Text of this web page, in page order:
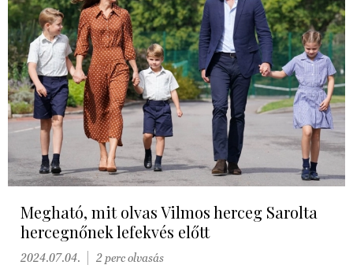
Megható, mit olvas Vilmos herceg Sarolta
hercegnőnek lefekvés előtt
2024.07.04. 2 perc olvasás